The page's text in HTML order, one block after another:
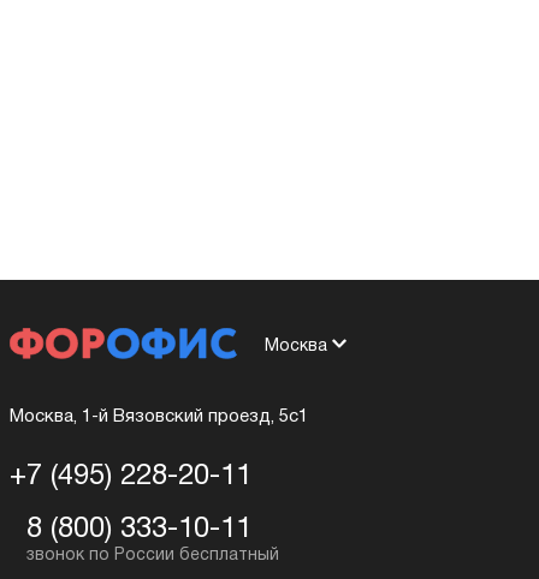
Москва
Москва, 1-й Вязовский проезд, 5с1
+7 (495) 228-20-11
8 (800) 333-10-11